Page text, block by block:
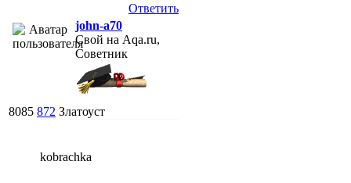
Ответить
john-a70
Свой на Aqa.ru,
Советник
8085 872 Златоуст
kobrachka